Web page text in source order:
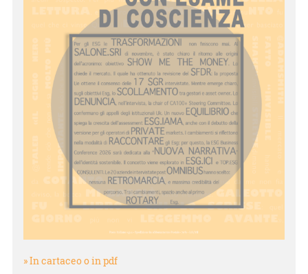
» In cartaceo o in pdf